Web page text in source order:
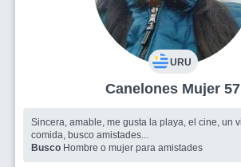
URU
Canelones Mujer 57
Sincera, amable, me gusta la playa, el cine, un vino, buena
comida, busco amistades...
Busco Hombre o mujer para amistades